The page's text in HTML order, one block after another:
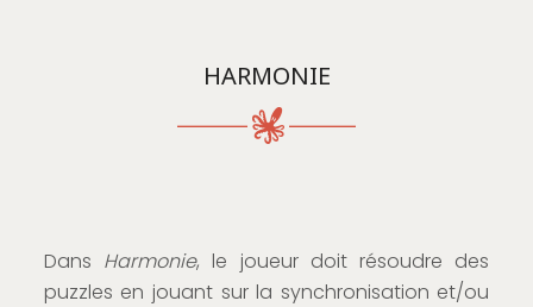
HARMONIE
Dans Harmonie, le joueur doit résoudre des
puzzles en jouant sur la synchronisation et/ou